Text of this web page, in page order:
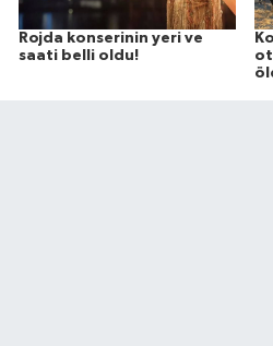
Rojda konserinin yeri ve
saati belli oldu!